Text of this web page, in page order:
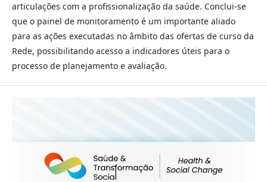
articulações com a profissionalização da saúde. Conclui-se
que o painel de monitoramento é um importante aliado
para as ações executadas no âmbito das ofertas de curso da
Rede, possibilitando acesso a indicadores úteis para o
processo de planejamento e avaliação.